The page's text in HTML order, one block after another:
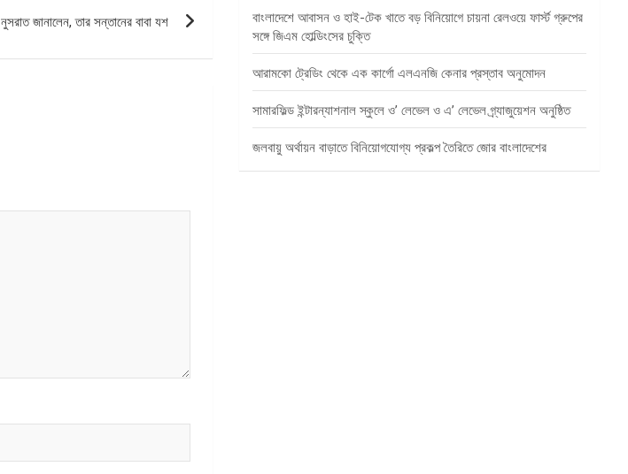
নুসরাত জানালেন, তার সন্তানের বাবা যশ
বাংলাদেশে আবাসন ও হাই-টেক খাতে বড় বিনিয়োগে চায়না রেলওয়ে ফার্স্ট গ্রুপের
সঙ্গে জিএম হোল্ডিংসের চুক্তি
আরামকো ট্রেডিং থেকে এক কার্গো এলএনজি কেনার প্রস্তাব অনুমোদন
সামারফিল্ড ইন্টারন্যাশনাল স্কুলে ও’ লেভেল ও এ’ লেভেল গ্র্যাজুয়েশন অনুষ্ঠিত
জলবায়ু অর্থায়ন বাড়াতে বিনিয়োগযোগ্য প্রকল্প তৈরিতে জোর বাংলাদেশের